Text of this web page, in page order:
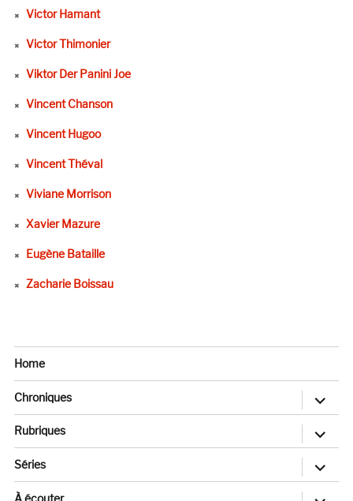
Victor Hamant
Victor Thimonier
Viktor Der Panini Joe
Vincent Chanson
Vincent Hugoo
Vincent Théval
Viviane Morrison
Xavier Mazure
Eugène Bataille
Zacharie Boissau
Home
Chroniques
ouvrir
sous-
menu
Rubriques
ouvrir
sous-
menu
Séries
ouvrir
sous-
menu
À écouter
ouvrir